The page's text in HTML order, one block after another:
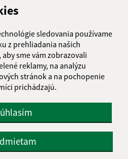
sledovania používame
z prehliadania našich
sme vám zobrazovali
reklamy, na analýzu
stránok a na pochopenie
prichádzajú.
o stránke: